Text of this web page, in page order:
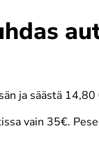
ja säästä 14,80
vain 35€.